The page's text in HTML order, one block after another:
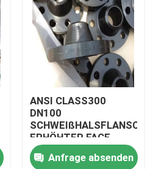
ANSI CLASS300
DN100
SCHWEIßHALSFLANSCH
ERHÖHTER FACE
STAHLFLANSCH
Anfrage absenden